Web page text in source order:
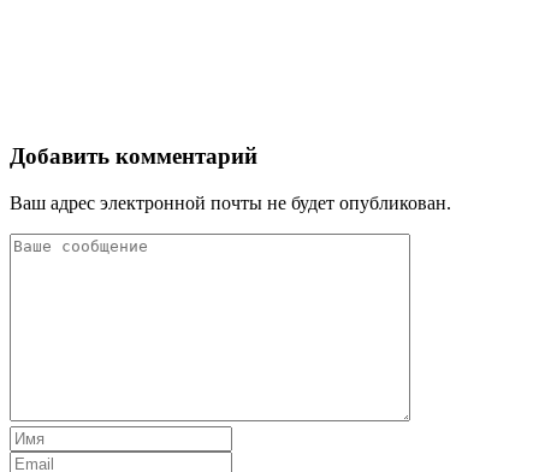
Добавить комментарий
Ваш адрес электронной почты не будет опубликован.